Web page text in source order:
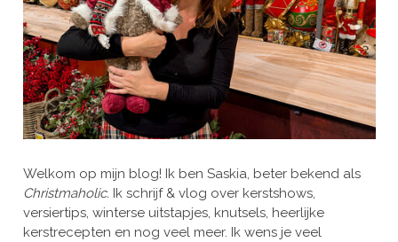
Welkom op mijn blog! Ik ben Saskia, beter bekend als
Christmaholic. Ik schrijf & vlog over kerstshows,
versiertips, winterse uitstapjes, knutsels, heerlijke
kerstrecepten en nog veel meer. Ik wens je veel